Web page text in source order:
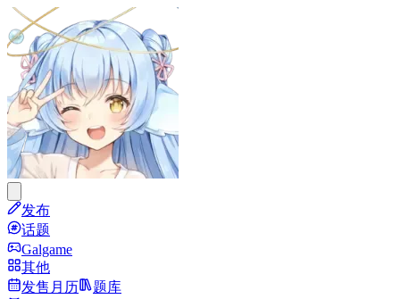
发布
话题
Galgame
其他
发售月历
题库